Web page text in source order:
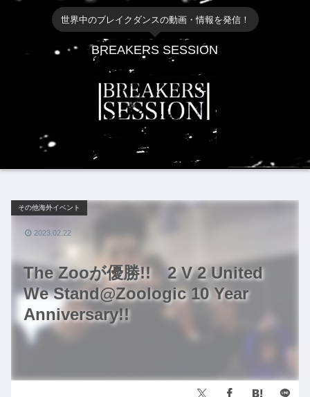
世界中のブレイクダンスの動画・情報を発信！
BREAKERS SESSION
The Zooが優勝!! 2 V 2 United
We Stand@Zoologic 10 Year
Anniversary!!
その他海外イベント
2023.02.22